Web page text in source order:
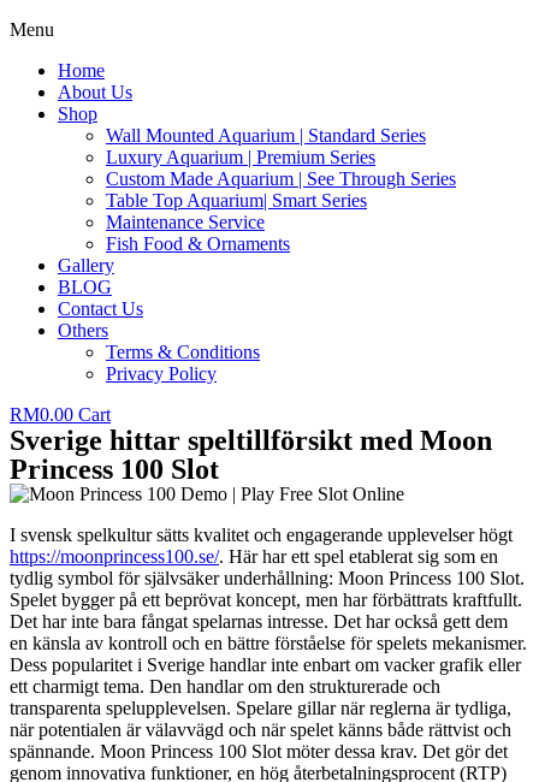
Menu
Home
About Us
Shop
Wall Mounted Aquarium | Standard Series
Luxury Aquarium | Premium Series
Custom Made Aquarium | See Through Series
Table Top Aquarium| Smart Series
Maintenance Service
Fish Food & Ornaments
Gallery
BLOG
Contact Us
Others
Terms & Conditions
Privacy Policy
RM0.00 Cart
Sverige hittar speltillförsikt med Moon
Princess 100 Slot
I svensk spelkultur sätts kvalitet och engagerande upplevelser högt
https://moonprincess100.se/. Här har ett spel etablerat sig som en
tydlig symbol för självsäker underhållning: Moon Princess 100 Slot.
Spelet bygger på ett beprövat koncept, men har förbättrats kraftfullt.
Det har inte bara fångat spelarnas intresse. Det har också gett dem
en känsla av kontroll och en bättre förståelse för spelets mekanismer.
Dess popularitet i Sverige handlar inte enbart om vacker grafik eller
ett charmigt tema. Den handlar om den strukturerade och
transparenta spelupplevelsen. Spelare gillar när reglerna är tydliga,
när potentialen är välavvägd och när spelet känns både rättvist och
spännande. Moon Princess 100 Slot möter dessa krav. Det gör det
genom innovativa funktioner, en hög återbetalningsprocent (RTP)